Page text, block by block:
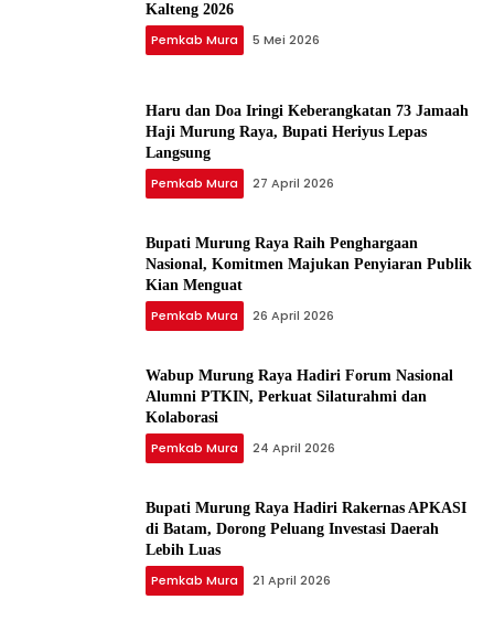
Kalteng 2026
Pemkab Mura 5 Mei 2026
Haru dan Doa Iringi Keberangkatan 73 Jamaah
Haji Murung Raya, Bupati Heriyus Lepas
Langsung
Pemkab Mura 27 April 2026
Bupati Murung Raya Raih Penghargaan
Nasional, Komitmen Majukan Penyiaran Publik
Kian Menguat
Pemkab Mura 26 April 2026
Wabup Murung Raya Hadiri Forum Nasional
Alumni PTKIN, Perkuat Silaturahmi dan
Kolaborasi
Pemkab Mura 24 April 2026
Bupati Murung Raya Hadiri Rakernas APKASI
di Batam, Dorong Peluang Investasi Daerah
Lebih Luas
Pemkab Mura 21 April 2026